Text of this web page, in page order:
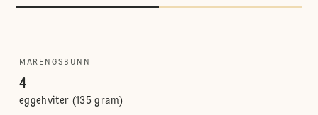
MARENGSBUNN
4
eggehviter (135 gram)